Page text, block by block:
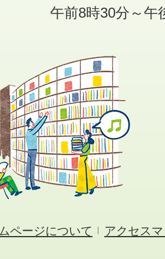
午前8時30分～午
ページについて アクセス